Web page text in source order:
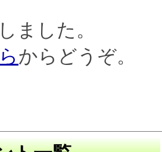
ました。
からどうぞ。